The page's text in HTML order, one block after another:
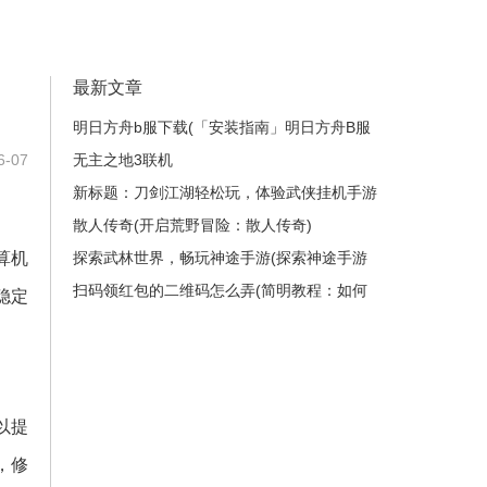
07
机
定
提
修
最新文章
明日方舟b服下载(「安装指南」明日方舟B服
如何下载？)
无主之地3联机
新标题：刀剑江湖轻松玩，体验武侠挂机手游
的快乐！(在《刀剑江湖》中尽情畅游，感受
武侠世界的奥秘！)
散人传奇(开启荒野冒险：散人传奇)
探索武林世界，畅玩神途手游(探索神途手游
的武林世界，建立你的传奇故事)
扫码领红包的二维码怎么弄(简明教程：如何